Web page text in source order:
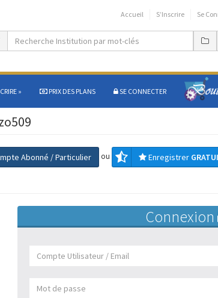
Accueil S’Inscrire Se
» PRIX DES PLANS SE CONNECTER
Abonné / Particulier ou Enregistrer
Connexion